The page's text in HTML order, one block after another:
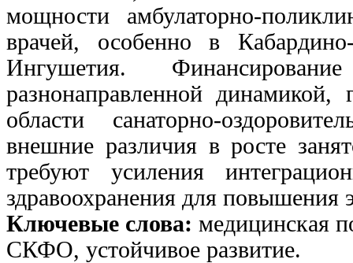
мощности амбулаторно-
врачей, особенно в
Ингушетия. Финансирование
разнонаправленной
области санаторно-
внешние различия в росте
требуют усиления
здравоохранения для повышения
Ключевые слова: медицинская
СКФО, устойчивое развитие.